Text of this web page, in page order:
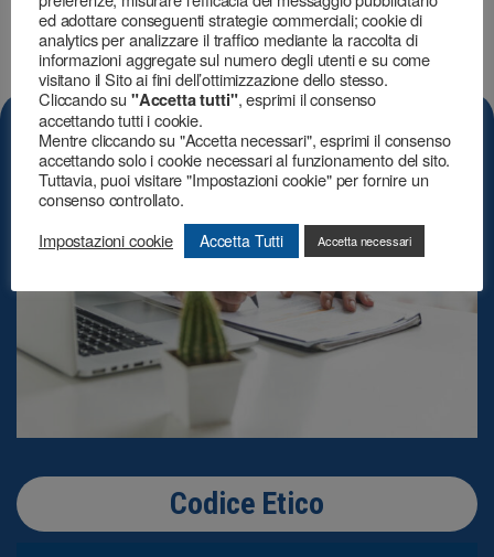
Codice Etico
ed adottare conseguenti strategie commerciali; cookie di
analytics per analizzare il traffico mediante la raccolta di
informazioni aggregate sul numero degli utenti e su come
visitano il Sito ai fini dell’ottimizzazione dello stesso.
Cliccando su "Accetta tutti", esprimi il consenso
accettando tutti i cookie.
Mentre cliccando su "Accetta necessari", esprimi il consenso
accettando solo i cookie necessari al funzionamento del sito.
Tuttavia, puoi visitare "Impostazioni cookie" per fornire un
consenso controllato.
Impostazioni cookie
Accetta Tutti Accetta necessari